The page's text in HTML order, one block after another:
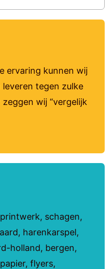
ervaring kunnen wij
tegen zulke
wij “vergelijk
schagen,
harenkarspel,
holland, bergen,
flyers,